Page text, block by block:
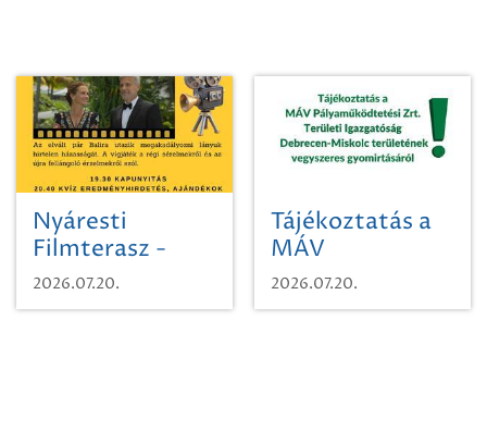
Nyáresti
Filmterasz -
Beugró a
Paradicsomba
2026.07.20.
Tájékoztatás a
MÁV
Pályaműködtetési
Zrt. Területi
2026.07.20.